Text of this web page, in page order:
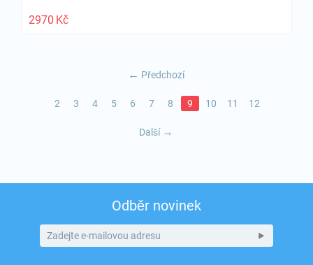
2970 Kč
Předchozí
2 3 4 5 6 7 8 9 10 11 12
Další
Odběr novinek